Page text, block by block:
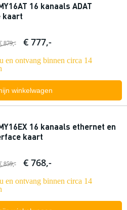
16 kanaals ADAT
kaart
879,- € 777,-
en ontvang binnen circa 14
winkelwagen
16 kanaals ethernet en
kaart
859,- € 768,-
en ontvang binnen circa 14